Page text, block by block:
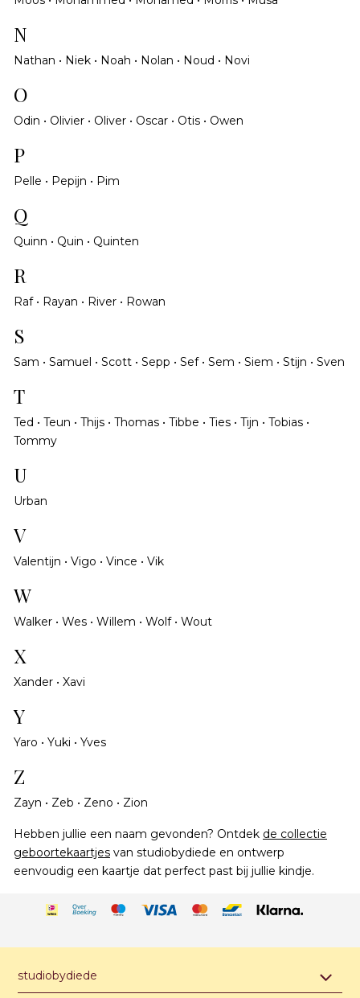
N
Nathan • Niek • Noah • Nolan • Noud • Novi
O
Odin • Olivier • Oliver • Oscar • Otis • Owen
P
Pelle • Pepijn • Pim
Q
Quinn • Quin • Quinten
R
Raf • Rayan • River • Rowan
S
Sam • Samuel • Scott • Sepp • Sef • Sem • Siem • Stijn • Sven
T
Ted • Teun • Thijs • Thomas • Tibbe • Ties • Tijn • Tobias •
Tommy
U
Urban
V
Valentijn • Vigo • Vince • Vik
W
Walker • Wes • Willem • Wolf • Wout
X
Xander • Xavi
Y
Yaro • Yuki • Yves
Z
Zayn • Zeb • Zeno • Zion
Hebben jullie een naam gevonden? Ontdek de collectie
geboortekaartjes van studiobydiede en ontwerp
eenvoudig een kaartje dat perfect past bij jullie kindje.
studiobydiede